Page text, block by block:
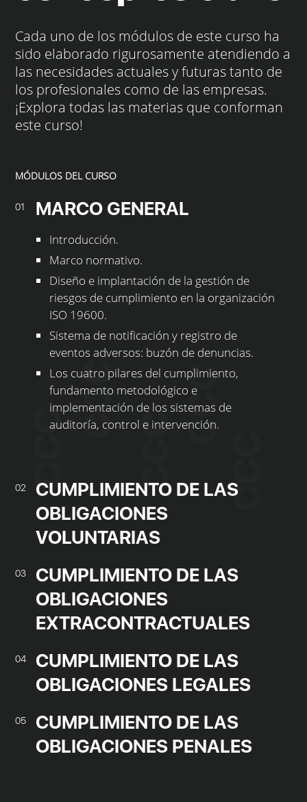
Cada uno de los módulos de este curso ha
sido elaborado rigurosamente atendiendo a
las necesidades actuales y futuras tanto de
los profesionales como de las empresas.
¡Explora todas las materias que conforman
este curso!
MÓDULOS DEL CURSO
01 MARCO GENERAL
Introducción.
Marco normativo.
Diseño e implantación de la gestión de
riesgos de cumplimiento en la organización
ISO 19600.
Sistema de notificación y registro de
eventos adversos: buzón de denuncias.
Los cuatro pilares del cumplimiento,
fundamento metodológico e
implementación de los sistemas de
auditoría, control e intervención.
02
CUMPLIMIENTO DE LAS
OBLIGACIONES
VOLUNTARIAS
03
CUMPLIMIENTO DE LAS
OBLIGACIONES
EXTRACONTRACTUALES
04
CUMPLIMIENTO DE LAS
OBLIGACIONES LEGALES
05
CUMPLIMIENTO DE LAS
OBLIGACIONES PENALES